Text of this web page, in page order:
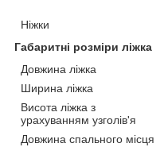
Ніжки
Габаритні розміри ліжка
Довжина ліжка
Ширина ліжка
Висота ліжка з
урахуванням узголів'я
Довжина спального місця